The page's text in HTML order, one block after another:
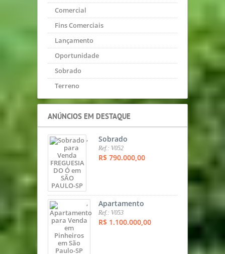
Comercial
Fins Comerciais
Lançamento
Oportunidade
Sobrado
Terreno
ANÚNCIOS EM DESTAQUE
, Sobrado
Ref.: V052
R$ 790.000,00
, Apartamento
Ref.: V053
R$ 1.100.000,00